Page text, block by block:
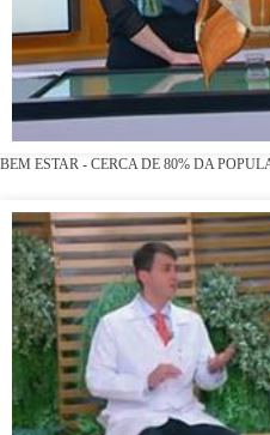
BEM ESTAR - CERCA DE 80% DA